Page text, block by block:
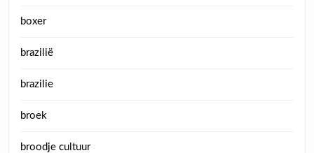
boxer
brazilië
brazilie
broek
broodje cultuur